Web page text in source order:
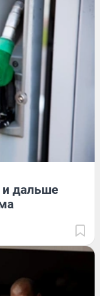
и дальше